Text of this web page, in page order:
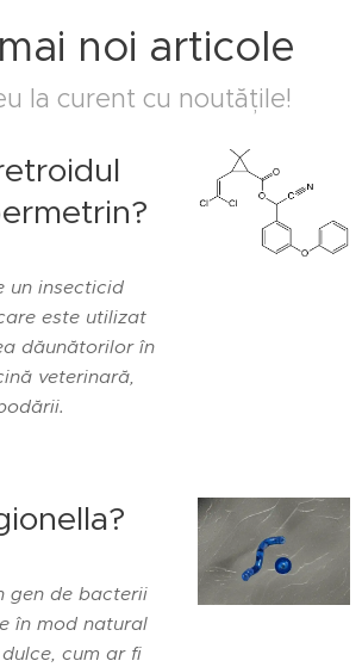
noi articole
la curent cu noutățile!
un insecticid
este utilizat
dăunătorilor în
veterinară,
gen de bacterii
în mod natural
cum ar fi